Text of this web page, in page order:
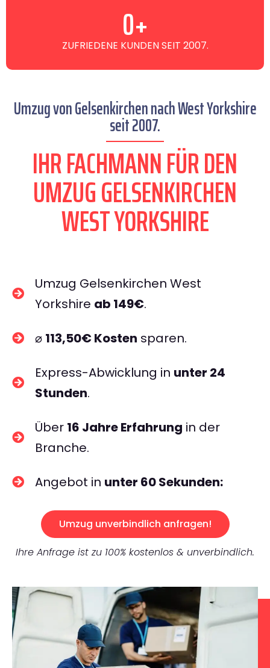
ZUFRIEDENE KUNDEN SEIT 2007.
0+
Umzug von Gelsenkirchen nach West Yorkshire
seit 2007.
IHR FACHMANN FÜR DEN
UMZUG GELSENKIRCHEN
WEST YORKSHIRE
Umzug Gelsenkirchen West
Yorkshire ab 149€.
⌀ 113,50€ Kosten sparen.
Express-Abwicklung in unter 24
Stunden.
Über 16 Jahre Erfahrung in der
Branche.
Angebot in unter 60 Sekunden:
Umzug unverbindlich anfragen!
Ihre Anfrage ist zu 100% kostenlos & unverbindlich.